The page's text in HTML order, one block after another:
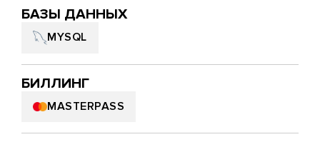
БАЗЫ ДАННЫХ
MYSQL
БИЛЛИНГ
MASTERPASS